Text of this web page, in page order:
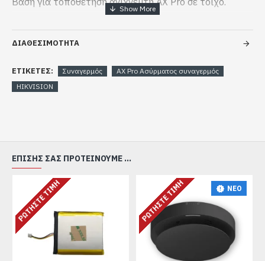
ΔΙΑΘΕΣΙΜΟΤΗΤΑ
ΕΤΙΚΈΤΕΣ: Συναγερμός
AX Pro Ασύρματος συναγερμός
HIKVISION
ΕΠΊΣΗΣ ΣΑΣ ΠΡΟΤΕΊΝΟΥΜΕ ...
ΡΩΤΉΣΤΕ ΤΙΜΉ ΝΕΟ
ΡΩΤΉΣΤΕ ΤΙΜΉ